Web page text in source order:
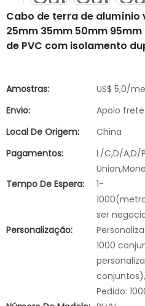
Cabo de terra de alumínio
25mm 35mm 50mm
de PVC com isolamento
Amostras:
US$ 5,0/
Envio:
Apoio
Local De Origem:
China
Pagamentos:
L/C,D/A,D/
Tempo De Espera:
1-
ser
Personalização:
1000
Pedido: